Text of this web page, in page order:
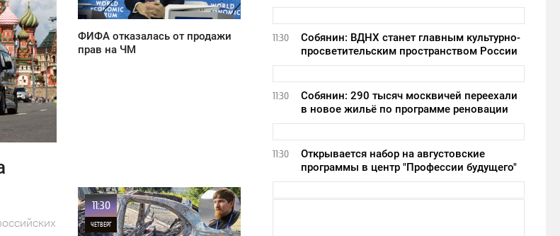
ФИФА отказалась от продажи
прав на ЧМ
11:30
ЧЕТВЕРГ
11:30
Собянин: ВДНХ станет главным культурно-
просветительским пространством России
11:30
Собянин: 290 тысяч москвичей переехали
в новое жильё по программе реновации
11:30
Открывается набор на августовские
программы в центр "Профессии будущего"